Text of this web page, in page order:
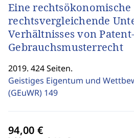
Eine
rechtsvergleichende
Verhältnisses von
Gebrauchsmusterrecht
2019. 424 Seiten.
Geistiges Eigentum und
(GEuWR) 149